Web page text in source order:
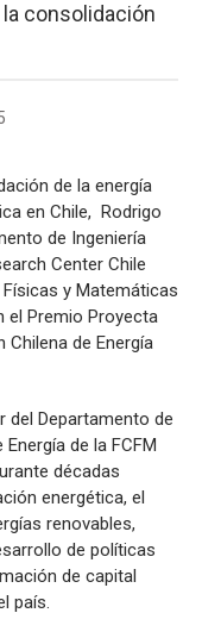
consolidación
de la energía
en Chile, Rodrigo
de Ingeniería
Center Chile
Físicas y Matemáticas
el Premio Proyecta
de Energía
del Departamento de
de la FCFM
décadas
energética, el
renovables,
de políticas
de capital
país.